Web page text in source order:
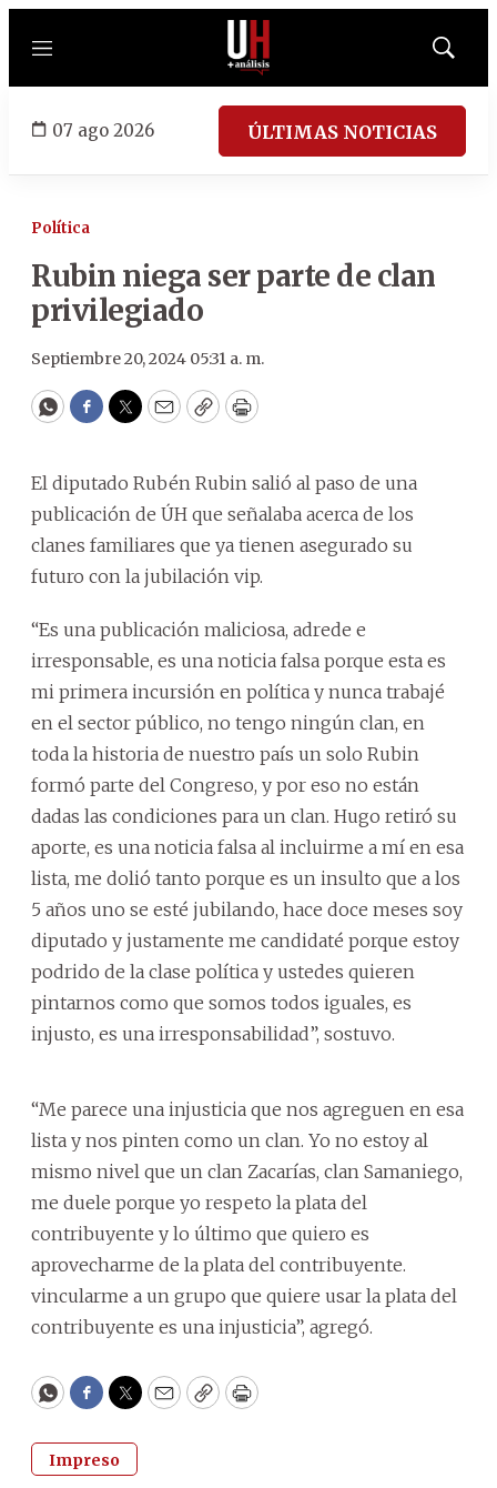
Menú
Mostrar
07 ago 2026 ÚLTIMAS NOTICIAS
Política
Rubin niega ser parte de clan
privilegiado
Septiembre 20, 2024 05:31 a. m.
WhatsApp
Facebook
Twitter
EmailCopyPrint
El diputado Rubén Rubin salió al paso de una
publicación de ÚH que señalaba acerca de los
clanes familiares que ya tienen asegurado su
futuro con la jubilación vip.
“Es una publicación maliciosa, adrede e
irresponsable, es una noticia falsa porque esta es
mi primera incursión en política y nunca trabajé
en el sector público, no tengo ningún clan, en
toda la historia de nuestro país un solo Rubin
formó parte del Congreso, y por eso no están
dadas las condiciones para un clan. Hugo retiró su
aporte, es una noticia falsa al incluirme a mí en esa
lista, me dolió tanto porque es un insulto que a los
5 años uno se esté jubilando, hace doce meses soy
diputado y justamente me candidaté porque estoy
podrido de la clase política y ustedes quieren
pintarnos como que somos todos iguales, es
injusto, es una irresponsabilidad”, sostuvo.
“Me parece una injusticia que nos agreguen en esa
lista y nos pinten como un clan. Yo no estoy al
mismo nivel que un clan Zacarías, clan Samaniego,
me duele porque yo respeto la plata del
contribuyente y lo último que quiero es
aprovecharme de la plata del contribuyente.
vincularme a un grupo que quiere usar la plata del
contribuyente es una injusticia”, agregó.
WhatsApp
Facebook
Twitter
EmailCopyPrint
Impreso